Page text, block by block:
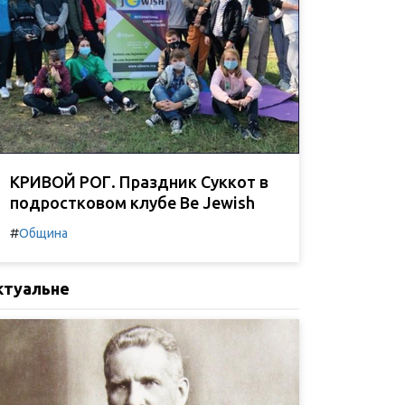
КРИВОЙ РОГ. Праздник Суккот в
подростковом клубе Be Jewish
#Община